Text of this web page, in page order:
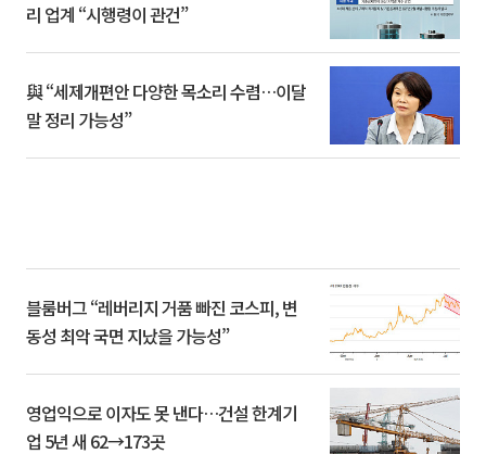
리 업계 “시행령이 관건”
與 “세제개편안 다양한 목소리 수렴…이달
말 정리 가능성”
블룸버그 “레버리지 거품 빠진 코스피, 변
동성 최악 국면 지났을 가능성”
영업익으로 이자도 못 낸다…건설 한계기
업 5년 새 62→173곳